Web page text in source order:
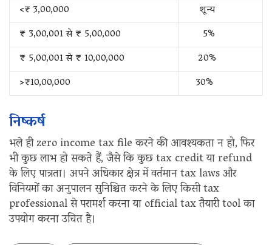
<₹ 3,00,000
शून्य
₹ 3,00,001 से ₹ 5,00,000
5%
₹ 5,00,001 से ₹ 10,00,000
20%
>₹10,00,000
30%
निष्कर्ष
भले ही zero income tax file करने की आवश्यकता न हो, फिर
भी कुछ लाभ हो सकते हैं, जैसे कि कुछ tax credit या refund
के लिए पात्रता। अपने अधिकार क्षेत्र में वर्तमान tax laws और
विनियमों का अनुपालन सुनिश्चित करने के लिए किसी tax
professional से परामर्श करना या official tax तैयारी tool का
उपयोग करना उचित है।